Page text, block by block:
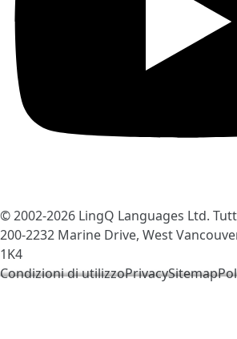
© 2002-2026 LingQ Languages Ltd.
200-2232 Marine Drive, West
1K4
Condizioni di utilizzoPrivacySitemap